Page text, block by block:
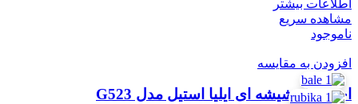
اطلاعات بیشتر
مشاهده سریع
ناموجود
افزودن به مقایسه
اجاق گاز شیشه ای ایلیا استیل مدل G523